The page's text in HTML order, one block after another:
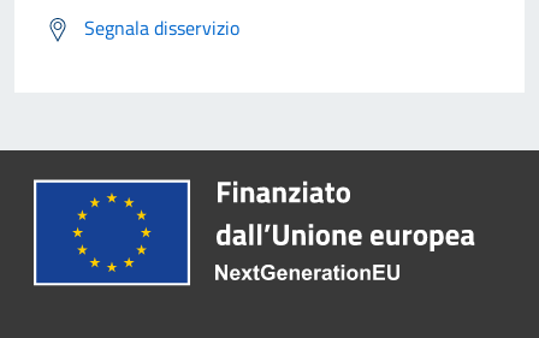
Segnala disservizio